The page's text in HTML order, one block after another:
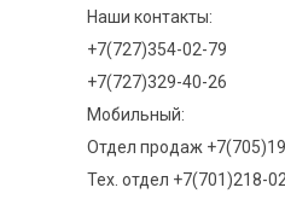
Наши контакты:
+7(727)354-02-79
+7(727)329-40-26
Мобильный:
Отдел продаж
Тех. отдел +7(701)218-